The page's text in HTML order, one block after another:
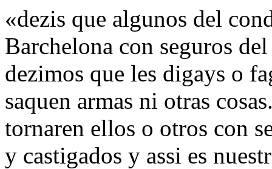
«dezis que algunos del
Barchelona con seguros
dezimos que les digays o
saquen armas ni otras
tornaren ellos o otros con
y castigados y assi es